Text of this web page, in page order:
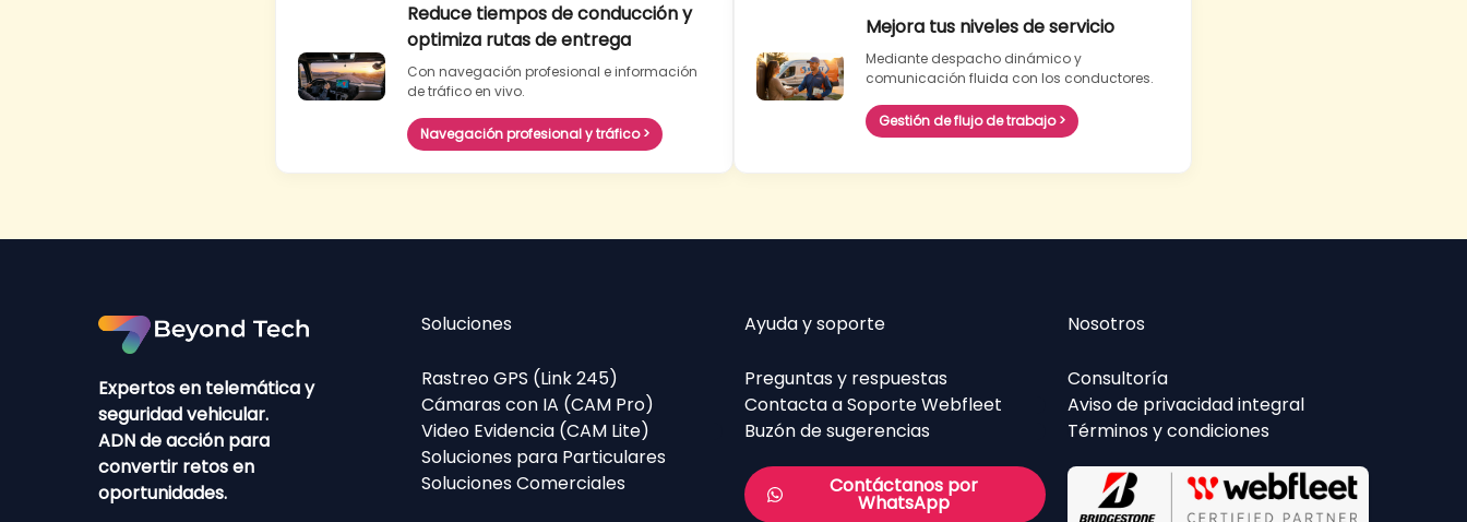
Reduce tiempos de conducción y
optimiza rutas de entrega
Con navegación profesional e información
de tráfico en vivo.
Navegación profesional y tráfico >
Mejora tus niveles de servicio
Mediante despacho dinámico y
comunicación fluida con los conductores.
Gestión de flujo de trabajo >
Expertos en telemática y
seguridad vehicular.
ADN de acción para
convertir retos en
oportunidades.
Soluciones
Rastreo GPS (Link 245)
Cámaras con IA (CAM Pro)
Video Evidencia (CAM Lite)
Soluciones para Particulares
Soluciones Comerciales
Ayuda y soporte
Preguntas y respuestas
Contacta a Soporte Webfleet
Buzón de sugerencias
Contáctanos por
WhatsApp
Nosotros
Consultoría
Aviso de privacidad integral
Términos y condiciones